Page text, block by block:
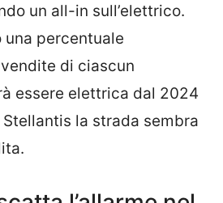
un all-in sull’elettrico.
una percentuale
di ciascun
essere elettrica dal 2024
la strada sembra